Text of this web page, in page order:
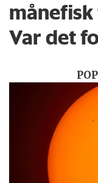
Var det